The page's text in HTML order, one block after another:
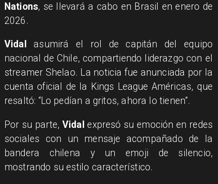
Nations, se llevará a cabo en Brasil en enero de
2026.
Vidal
asumirá el rol de capitán del equipo
nacional de Chile, compartiendo liderazgo con el
streamer Shelao. La noticia fue anunciada por la
cuenta oficial de la Kings League Américas, que
resaltó: “Lo pedían a gritos, ahora lo tienen”.
Por su parte, Vidal expresó su emoción en redes
sociales con un mensaje acompañado de la
bandera chilena y un emoji de silencio,
mostrando su estilo característico.